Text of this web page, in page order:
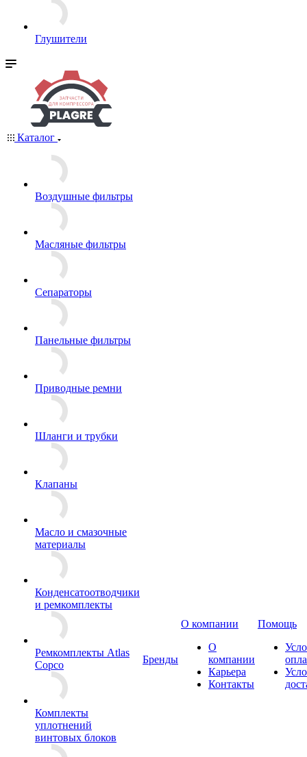
Глушители
Каталог
Воздушные фильтры
Масляные фильтры
Сепараторы
Панельные фильтры
Приводные ремни
Шланги и трубки
Клапаны
Масло и смазочные
материалы
Конденсатоотводчики
и ремкомплекты
Ремкомплекты Atlas
Copco
Комплекты
уплотнений
винтовых блоков
Бренды
О компании
О
компании
Карьера
Контакты
Помощь